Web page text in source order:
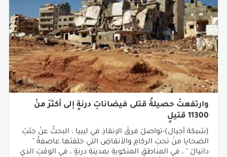
وارتفعتْ حصيلةُ قتلى فيضاناتِ درنةٍ إلى أكثرَ منْ
11300 قتيلٍ
(شبكة أجيال)-تواصلَ فرقَ الإنقاذِ في ليبيا ، البحثُ عنْ جثثِ
الضحايا منْ تحتِ الركامِ والأنقاضِ التي خلفتها عاصفةُ "
دانيالْ " ، في المناطقِ المنكوبةِ بمدينةِ درنةٍ ، في الوقتِ الذي